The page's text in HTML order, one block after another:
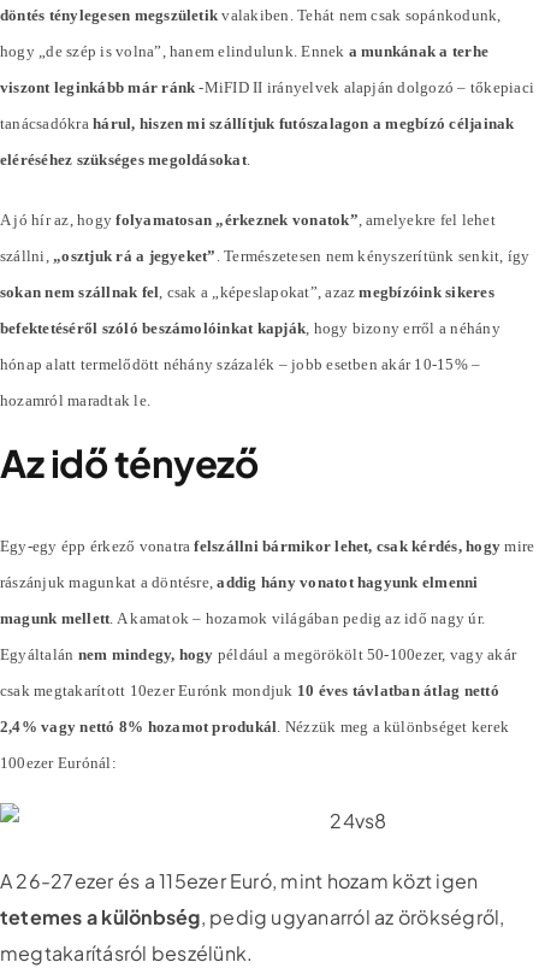
döntés ténylegesen megszületik valakiben. Tehát nem csak sopánkodunk,
hogy „de szép is volna”, hanem elindulunk. Ennek a munkának a terhe
viszont leginkább már ránk -MiFID II irányelvek alapján dolgozó – tőkepiaci
tanácsadókrahárul, hiszen mi szállítjuk futószalagon a megbízó céljainak
eléréséhez szükséges megoldásokat.
A jó hír az, hogyfolyamatosan „érkeznek vonatok” , amelyekre fel lehet
szállni,„osztjuk rá a jegyeket” . Természetesen nem kényszerítünk senkit, így
sokan nem szállnak fel , csak a „képeslapokat”, azazmegbízóink sikeres
befektetéséről szóló beszámolóinkat kapják , hogy bizony erről a néhány
hónap alatt termelődött néhányszázalék – jobb esetben akár 10-15% –
hozamról maradtak le.
Az idő tényező
Egy-egy épp érkező vonatrafelszállni bármikor lehet, csak kérdés, hogy mire
rászánjuk magunkat a döntésre,addig hány vonatot hagyunk elmenni
magunk mellett. A kamatok – hozamok világában pedig az idő nagy úr.
Egyáltalán nem mindegy, hogy például a megörökölt 50-100ezer, vagy akár
csak megtakarított 10ezer Eurónk mondjuk 10 éves távlatban átlag nettó
2,4% vagy nettó 8% hozamot produkál. Nézzük meg a különbséget kerek
100ezer Eurónál:
A 26-27ezer és a 115ezer Euró, mint hozam közt igen
tetemes a különbség, pedig ugyanarról az örökségről,
megtakarításról beszélünk.